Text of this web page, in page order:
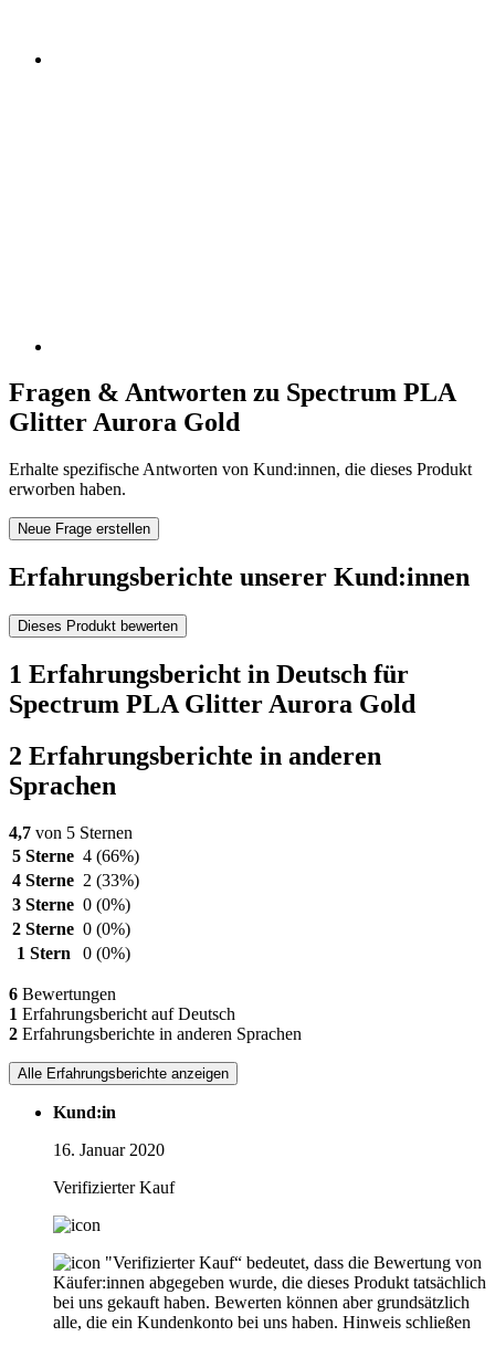
Fragen & Antworten zu Spectrum PLA
Glitter Aurora Gold
Erhalte spezifische Antworten von Kund:innen, die dieses Produkt
erworben haben.
Neue Frage erstellen
Erfahrungsberichte unserer Kund:innen
Dieses Produkt bewerten
1 Erfahrungsbericht in Deutsch für
Spectrum PLA Glitter Aurora Gold
2 Erfahrungsberichte in anderen
Sprachen
4,7 von 5 Sternen
5 Sterne 4 (66%)
4 Sterne 2 (33%)
3 Sterne 0 (0%)
2 Sterne 0 (0%)
1 Stern
0 (0%)
6 Bewertungen
1 Erfahrungsbericht auf Deutsch
2 Erfahrungsberichte in anderen Sprachen
Alle Erfahrungsberichte anzeigen
Kund:in
16. Januar 2020
Verifizierter Kauf
"Verifizierter Kauf“ bedeutet, dass die Bewertung von
Käufer:innen abgegeben wurde, die dieses Produkt tatsächlich
bei uns gekauft haben. Bewerten können aber grundsätzlich
alle, die ein Kundenkonto bei uns haben. Hinweis schließen